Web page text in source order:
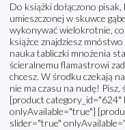
Do książki dołączono
umieszczonej w skuwce
wykonywać wielokrotnie,
książce znajdziesz
nauka tabliczki mnożenia
ścieralnemu flamastrowi
chcesz. W środku czekają
nie ma czasu na nudę!
[product
onlyAvailable="true"]
slider="true"